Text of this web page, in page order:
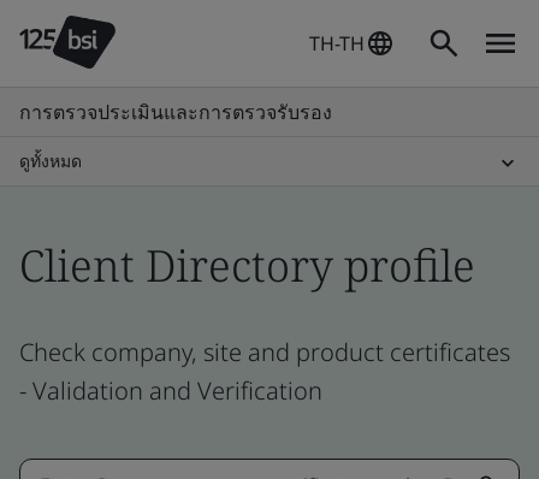
TH-TH
การตรวจประเมินและการตรวจรับรอง
ดูทั้งหมด
Client Directory profile
Check company, site and product certificates
- Validation and Verification